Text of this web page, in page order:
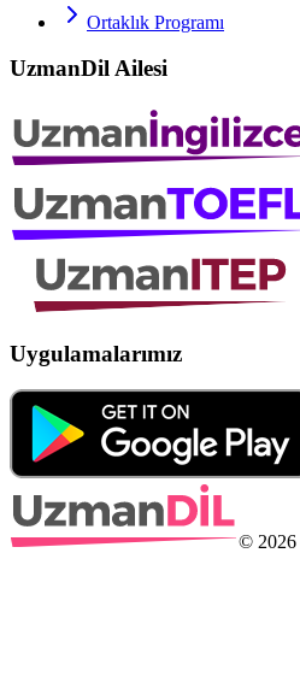
Ortaklık Programı
UzmanDil Ailesi
Uygulamalarımız
© 2026